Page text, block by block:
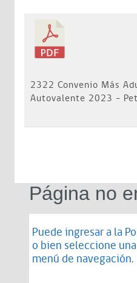
2322 Convenio Más
Autovalente 2023 -
Página no
Puede ingresar a la
o bien seleccione
menú de navegación.